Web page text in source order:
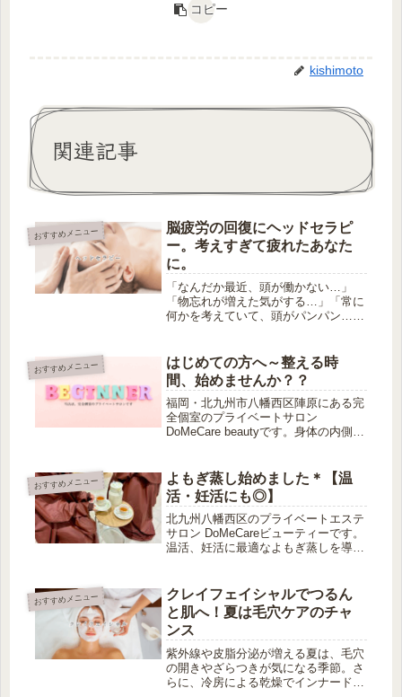
コピー
kishimoto
関連記事
おすすめメニュー
脳疲労の回復にヘッドセラピ
ー。考えすぎて疲れたあなた
に。
「なんだか最近、頭が働かない…」
「物忘れが増えた気がする…」「常に
何かを考えていて、頭がパンパン…」
パソコン、日々の情報の波にさらされ
続ける私たちの脳は、実は知らないう
ちに...
おすすめメニュー
はじめての方へ～整える時
間、始めませんか？？
福岡・北九州市八幡西区陣原にある完
全個室のプライベートサロン
DoMeCare beautyです。身体の内側と
おすすめメニュー
よもぎ蒸し始めました＊【温
活・妊活にも◎】
北九州八幡西区のプライベートエステ
サロン DoMeCareビューティーです。
温活、妊活に最適なよもぎ蒸しを導入
けます。２人でもご利用可能なため、
カフェ感覚でリラックスしながらデト
ックスをお楽しみください♪
おすすめメニュー
クレイフェイシャルでつるん
と肌へ！夏は毛穴ケアのチャ
ンス
紫外線や皮脂分泌が増える夏は、毛穴
の開きやざらつきが気になる季節。さ
らに、冷房による乾燥でインナードラ